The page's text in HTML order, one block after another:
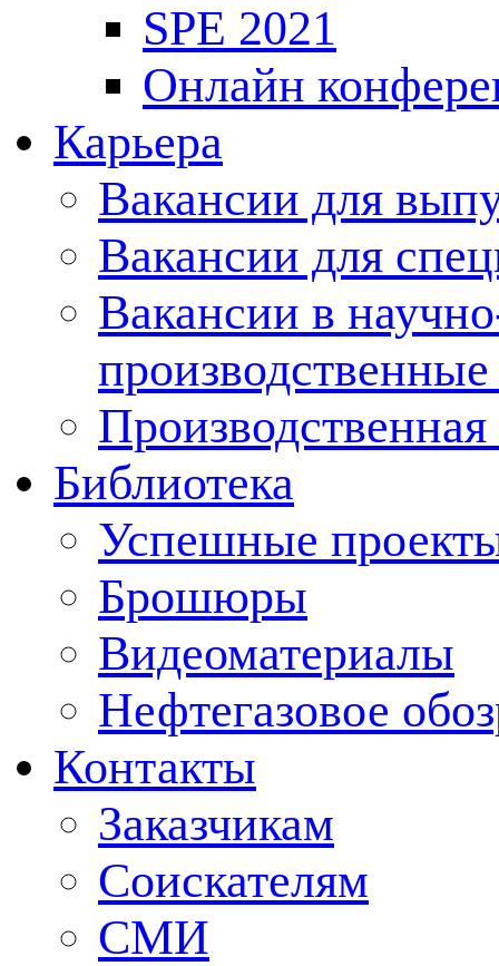
SPE 2021
Онлайн
Карьера
Вакансии для
Вакансии для
Вакансии в
Производственная
Библиотека
Успешные
Брошюры
Видеоматериалы
Нефтегазовое
Контакты
Заказчикам
Соискателям
СМИ